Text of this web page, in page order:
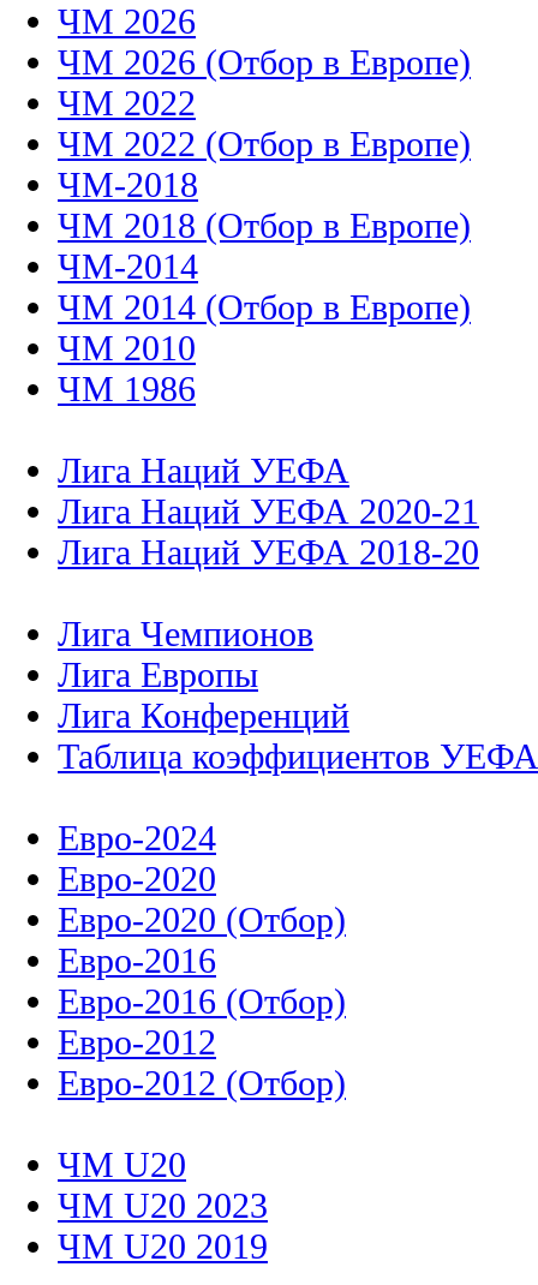
ЧМ 2026
ЧМ 2026 (Отбор в Европе)
ЧМ 2022
ЧМ 2022 (Отбор в Европе)
ЧМ-2018
ЧМ 2018 (Отбор в Европе)
ЧМ-2014
ЧМ 2014 (Отбор в Европе)
ЧМ 2010
ЧМ 1986
Лига Наций УЕФА
Лига Наций УЕФА 2020-21
Лига Наций УЕФА 2018-20
Лига Чемпионов
Лига Европы
Лига Конференций
Таблица коэффициентов УЕФА
Евро-2024
Евро-2020
Евро-2020 (Отбор)
Евро-2016
Евро-2016 (Отбор)
Евро-2012
Евро-2012 (Отбор)
ЧМ U20
ЧМ U20 2023
ЧМ U20 2019